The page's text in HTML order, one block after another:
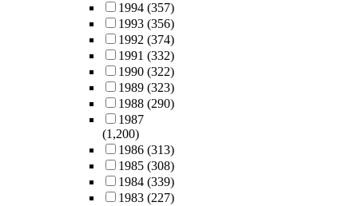
1994 (357)
1993 (356)
1992 (374)
1991 (332)
1990 (322)
1989 (323)
1988 (290)
1987
(1,200)
1986 (313)
1985 (308)
1984 (339)
1983 (227)